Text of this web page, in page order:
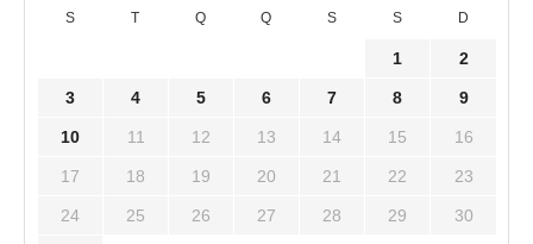
S T Q Q S S D
1 2
3 4 5 6 7 8 9
10 11 12 13 14 15 16
17 18 19 20 21 22 23
24 25 26 27 28 29 30